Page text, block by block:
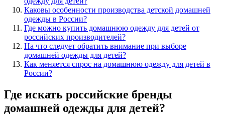
Каковы особенности производства детской домашней
одежды в России?
Где можно купить домашнюю одежду для детей от
российских производителей?
На что следует обратить внимание при выборе
домашней одежды для детей?
Как меняется спрос на домашнюю одежду для детей в
России?
Где искать российские бренды
домашней одежды для детей?